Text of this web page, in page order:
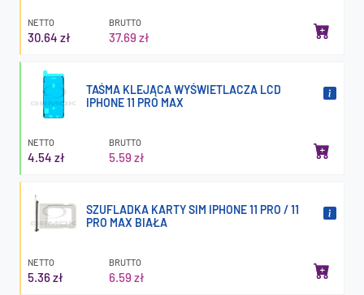
NETTO
30.64 zł
BRUTTO
37.69 zł
TAŚMA KLEJĄCA WYŚWIETLACZA LCD
IPHONE 11 PRO MAX
NETTO
4.54 zł
BRUTTO
5.59 zł
SZUFLADKA KARTY SIM IPHONE 11 PRO / 11
PRO MAX BIAŁA
NETTO
5.36 zł
BRUTTO
6.59 zł